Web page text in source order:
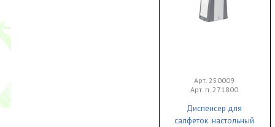
Арт. 250009
Арт. п. 271800
Диспенсер для
салфеток настольный